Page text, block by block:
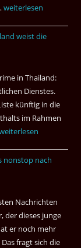
Asien
das
Gebiet
weiterlesen
weist die
in Thailand:
Dienstes.
künftig in die
im Rahmen
nonstop nach
Nachrichten
der dieses junge
er noch mehr
fragt sich die